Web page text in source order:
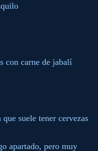
con carne de jabalí
suele tener cervezas
apartado, pero muy